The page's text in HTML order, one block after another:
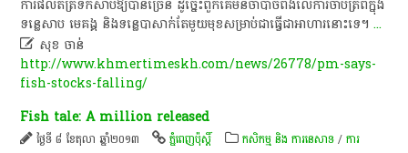
ការផលិតត្រីទឹកសាបឱ្យបានច្រើន ដូច្នេះពួកគេមិនចាំបាច់ពឹងលើការចាប់ត្រីពីក្នុង
ទន្លេសាប មេគង្គ និងទន្លេបាសាក់តែមួយមុខសម្រាប់ជាធ្វើជាអាហារនោះទេ។...
 សុខ ចាន់
http://www.khmertimeskh.com/news/26778/pm-says-
fish-stocks-falling/
Fish tale: A million released
ថ្ងៃទី ៨ ខែតុលា ឆ្នាំ២០១៣ ភ្នំពេញប៉ុស្តិ៍ កសិកម្ម​ និង​ ការ​នេ​សាទ​ /ការ